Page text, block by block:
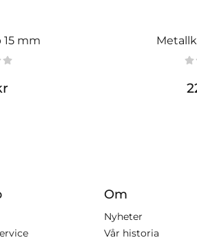
mm
Om
Nyheter
Vår historia